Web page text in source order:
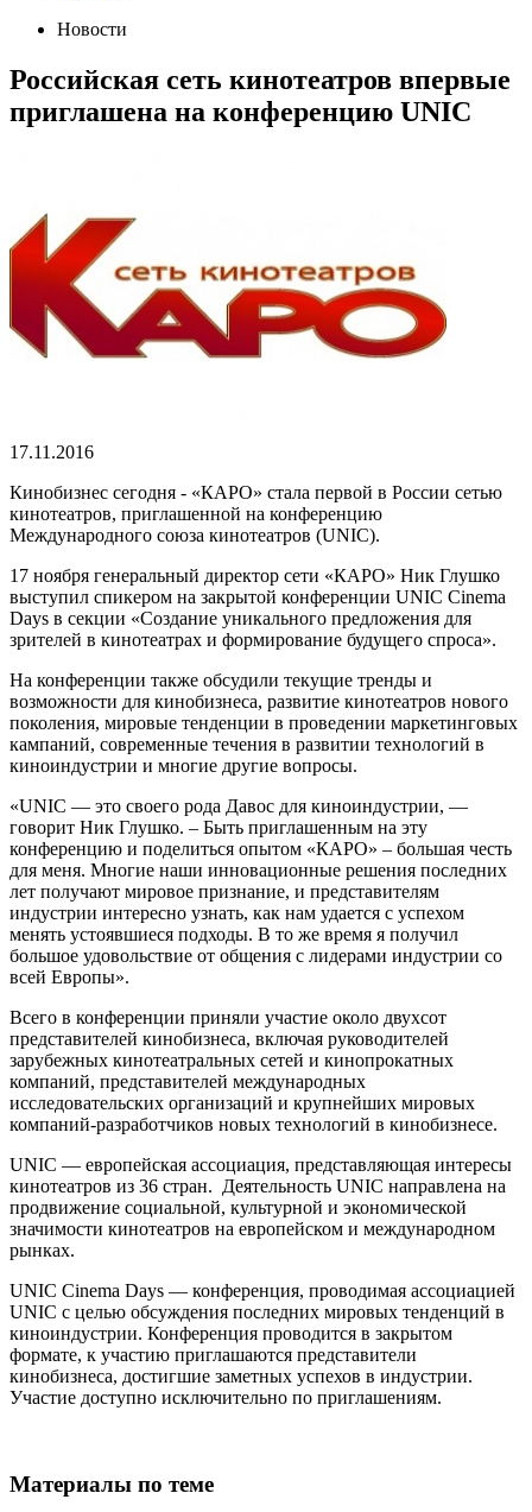
Новости
Российская сеть кинотеатров впервые
приглашена на конференцию UNIC
17.11.2016
Кинобизнес сегодня - «КАРО» стала первой в России сетью
кинотеатров, приглашенной на конференцию
Международного союза кинотеатров (UNIC).
17 ноября генеральный директор сети «КАРО» Ник Глушко
выступил спикером на закрытой конференции UNIC Cinema
Days в секции «Создание уникального предложения для
зрителей в кинотеатрах и формирование будущего спроса».
На конференции также обсудили текущие тренды и
возможности для кинобизнеса, развитие кинотеатров нового
поколения, мировые тенденции в проведении маркетинговых
кампаний, современные течения в развитии технологий в
киноиндустрии и многие другие вопросы.
«UNIC — это своего рода Давос для киноиндустрии, —
говорит Ник Глушко. – Быть приглашенным на эту
конференцию и поделиться опытом «КАРО» – большая честь
для меня. Многие наши инновационные решения последних
лет получают мировое признание, и представителям
индустрии интересно узнать, как нам удается с успехом
менять устоявшиеся подходы. В то же время я получил
большое удовольствие от общения с лидерами индустрии со
всей Европы».
Всего в конференции приняли участие около двухсот
представителей кинобизнеса, включая руководителей
зарубежных кинотеатральных сетей и кинопрокатных
компаний, представителей международных
исследовательских организаций и крупнейших мировых
компаний-разработчиков новых технологий в кинобизнесе.
UNIC — европейская ассоциация, представляющая интересы
кинотеатров из 36 стран. Деятельность UNIC направлена на
продвижение социальной, культурной и экономической
значимости кинотеатров на европейском и международном
рынках.
UNIC Cinema Days — конференция, проводимая ассоциацией
UNIC с целью обсуждения последних мировых тенденций в
киноиндустрии. Конференция проводится в закрытом
формате, к участию приглашаются представители
кинобизнеса, достигшие заметных успехов в индустрии.
Участие доступно исключительно по приглашениям.
Материалы по теме